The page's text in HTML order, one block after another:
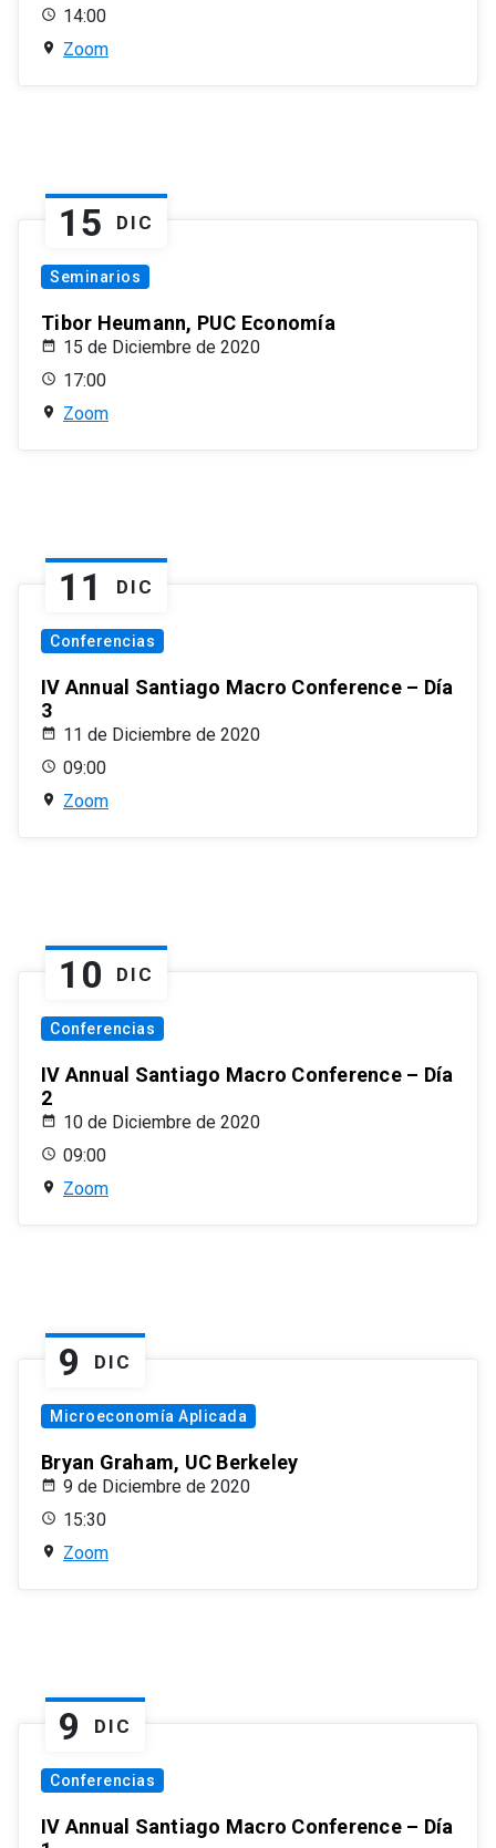
14:00
Zoom
15 DIC
Seminarios
Tibor Heumann, PUC Economía
15 de Diciembre de 2020
17:00
Zoom
11 DIC
Conferencias
IV Annual Santiago Macro Conference – Día
3
11 de Diciembre de 2020
09:00
Zoom
10 DIC
Conferencias
IV Annual Santiago Macro Conference – Día
2
10 de Diciembre de 2020
09:00
Zoom
9 DIC
Microeconomía Aplicada
Bryan Graham, UC Berkeley
9 de Diciembre de 2020
15:30
Zoom
9 DIC
Conferencias
IV Annual Santiago Macro Conference – Día